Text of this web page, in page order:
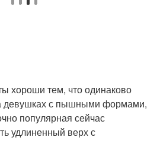
хороши тем, что одинаково
девушках с пышными формами,
популярная сейчас
удлиненный верх с